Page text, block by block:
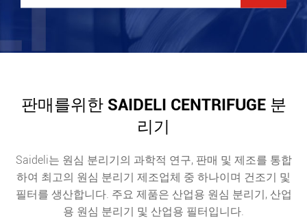
판매를위한 SAIDELI CENTRIFUGE 분
리기
Saideli는 원심 분리기의 과학적 연구, 판매 및 제조를 통합
하여 최고의 원심 분리기 제조업체 중 하나이며 건조기 및
필터를 생산합니다. 주요 제품은 산업용 원심 분리기, 산업
용 원심 분리기 및 산업용 필터입니다.